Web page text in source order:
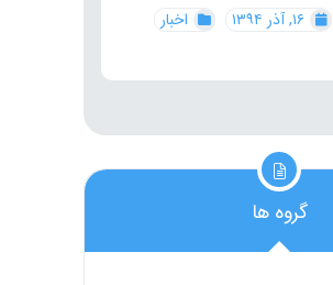
اخبار
گروه ها